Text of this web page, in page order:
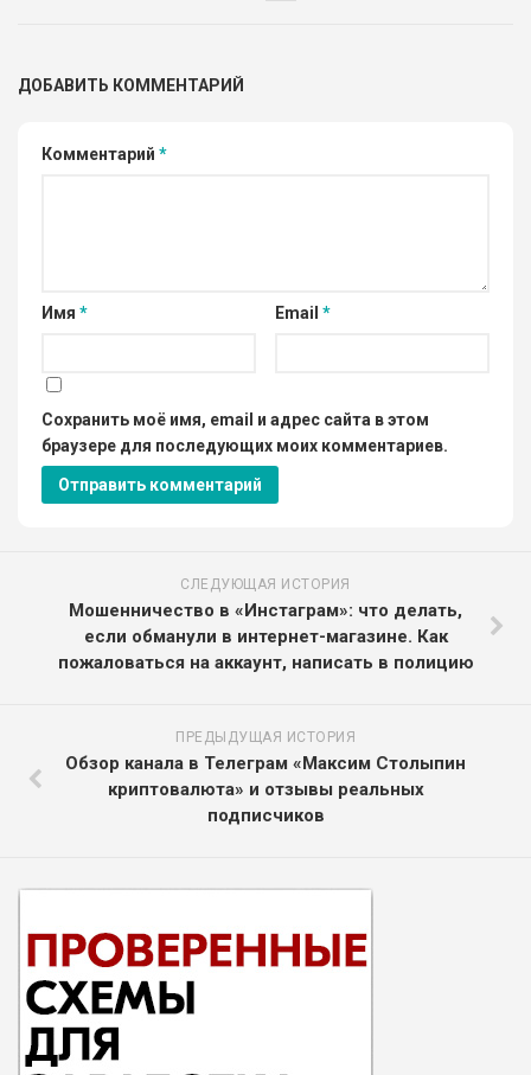
ДОБАВИТЬ КОММЕНТАРИЙ
Комментарий *
Имя * Email *
Сохранить моё имя, email и адрес сайта в этом
браузере для последующих моих комментариев.
СЛЕДУЮЩАЯ ИСТОРИЯ
Мошенничество в «Инстаграм»: что делать,
если обманули в интернет-магазине. Как
пожаловаться на аккаунт, написать в полицию
ПРЕДЫДУЩАЯ ИСТОРИЯ
Обзор канала в Телеграм «Максим Столыпин
криптовалюта» и отзывы реальных
подписчиков